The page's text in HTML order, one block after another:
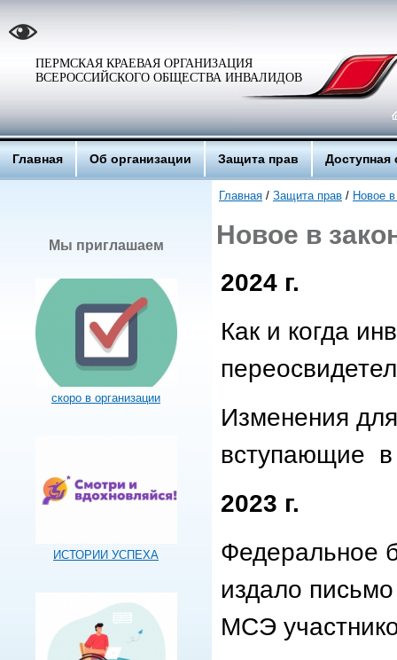
ПЕРМСКАЯ КРАЕВАЯ ОРГАНИЗАЦИЯ
ВСЕРОССИЙСКОГО ОБЩЕСТВА ИНВАЛИДОВ
Главная Об организации Защита прав Доступная
Мы приглашаем
скоро в организации
ИСТОРИИ УСПЕХА
Главная / Защита прав / Новое
Новое в
2024 г.
Как и когда
Изменения
вступающие
2023 г.
Федеральное
издало
МСЭ